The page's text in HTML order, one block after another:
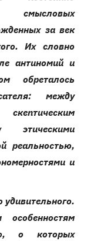
смысловых
за век
Их словно
антиномий и
обреталось
между
этическими
реальностью,
и
удивительного.
о которых